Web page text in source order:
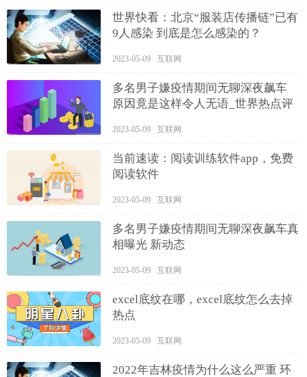
世界快看：北京“服装店传播链”已有
9人感染 到底是怎么感染的？
2023-05-09 互联网
多名男子嫌疫情期间无聊深夜飙车
原因竟是这样令人无语_世界热点评
2023-05-09 互联网
当前速读：阅读训练软件app，免费
阅读软件
2023-05-09 互联网
多名男子嫌疫情期间无聊深夜飙车真
相曝光 新动态
2023-05-09 互联网
excel底纹在哪，excel底纹怎么去掉
热点
2023-05-09 互联网
2022年吉林疫情为什么这么严重 环